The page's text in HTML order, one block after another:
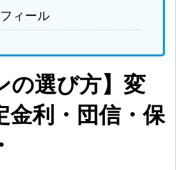
ィール
の選び方】変
金利・団信・保